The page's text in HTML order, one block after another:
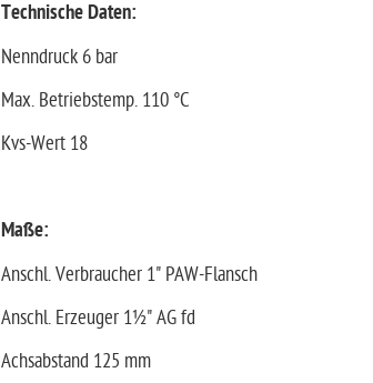
Technische Daten:
Nenndruck 6 bar
Max. Betriebstemp. 110 °C
Kvs-Wert 18
Maße:
Anschl. Verbraucher 1" PAW-Flansch
Anschl. Erzeuger 1½" AG fd
Achsabstand 125 mm